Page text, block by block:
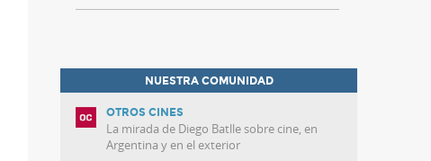
NUESTRA COMUNIDAD
OTROS CINES
La mirada de Diego Batlle sobre cine, en
Argentina y en el exterior